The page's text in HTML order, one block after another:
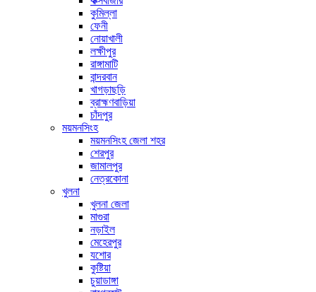
কুমিল্লা
ফেনী
নোয়াখালী
লক্ষীপুর
রাঙ্গামাটি
বান্দরবান
খাগড়াছড়ি
ব্রাহ্মণবাড়িয়া
চাঁদপুর
ময়মনসিংহ
ময়মনসিংহ জেলা শহর
শেরপুর
জামালপুর
নেত্রকোনা
খুলনা
খুলনা জেলা
মাগুরা
নড়াইল
মেহেরপুর
যশোর
কুষ্টিয়া
চুয়াডাঙ্গা